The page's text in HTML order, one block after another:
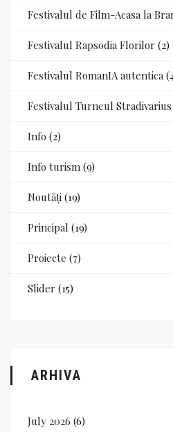
Festivalul de Film-Acasa la
Festivalul Rapsodia Florilor (2)
Festivalul RomanIA autentica
Festivalul Turneul Stradivarius
Info (2)
Info turism (9)
Noutăți (19)
Principal (19)
Proiecte (7)
Slider (15)
ARHIVA
July 2026 (6)